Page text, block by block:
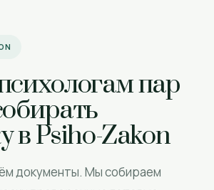
пар
в Psiho-Zakon
документы. Мы собираем